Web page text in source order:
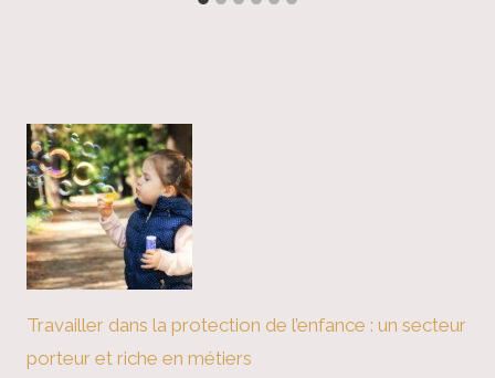
Travailler dans la protection de l’enfance : un secteur
porteur et riche en métiers